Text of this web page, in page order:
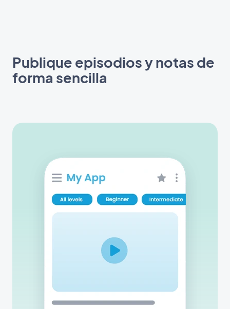
Publique episodios y notas de
forma sencilla